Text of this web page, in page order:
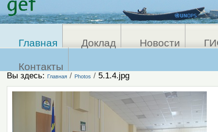
Главная Доклад Новости
Контакты
Вы здесь: Главная / Photos / 5.1.4.jpg